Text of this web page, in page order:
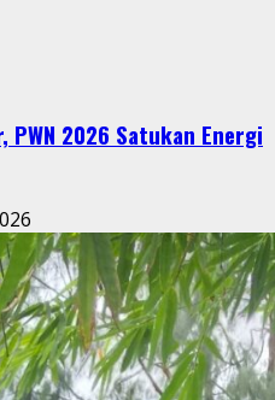
PWN 2026 Satukan Energi